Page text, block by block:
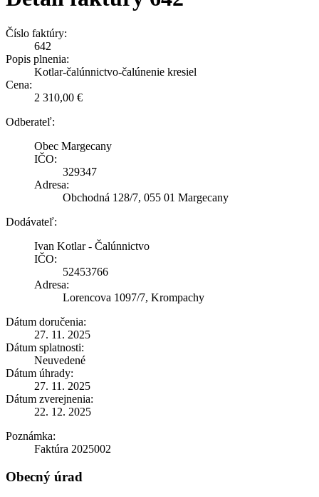
Číslo faktúry:
642
Popis plnenia:
Kotlar-čalúnnictvo-čalúnenie kresiel
Cena:
2 310,00 €
Odberateľ:
Obec Margecany
IČO:
329347
Adresa:
Obchodná 128/7, 055 01 Margecany
Dodávateľ:
Ivan Kotlar - Čalúnnictvo
IČO:
52453766
Adresa:
Lorencova 1097/7, Krompachy
Dátum doručenia:
27. 11. 2025
Dátum splatnosti:
Neuvedené
Dátum úhrady:
27. 11. 2025
Dátum zverejnenia:
22. 12. 2025
Poznámka:
Faktúra 2025002
Obecný úrad